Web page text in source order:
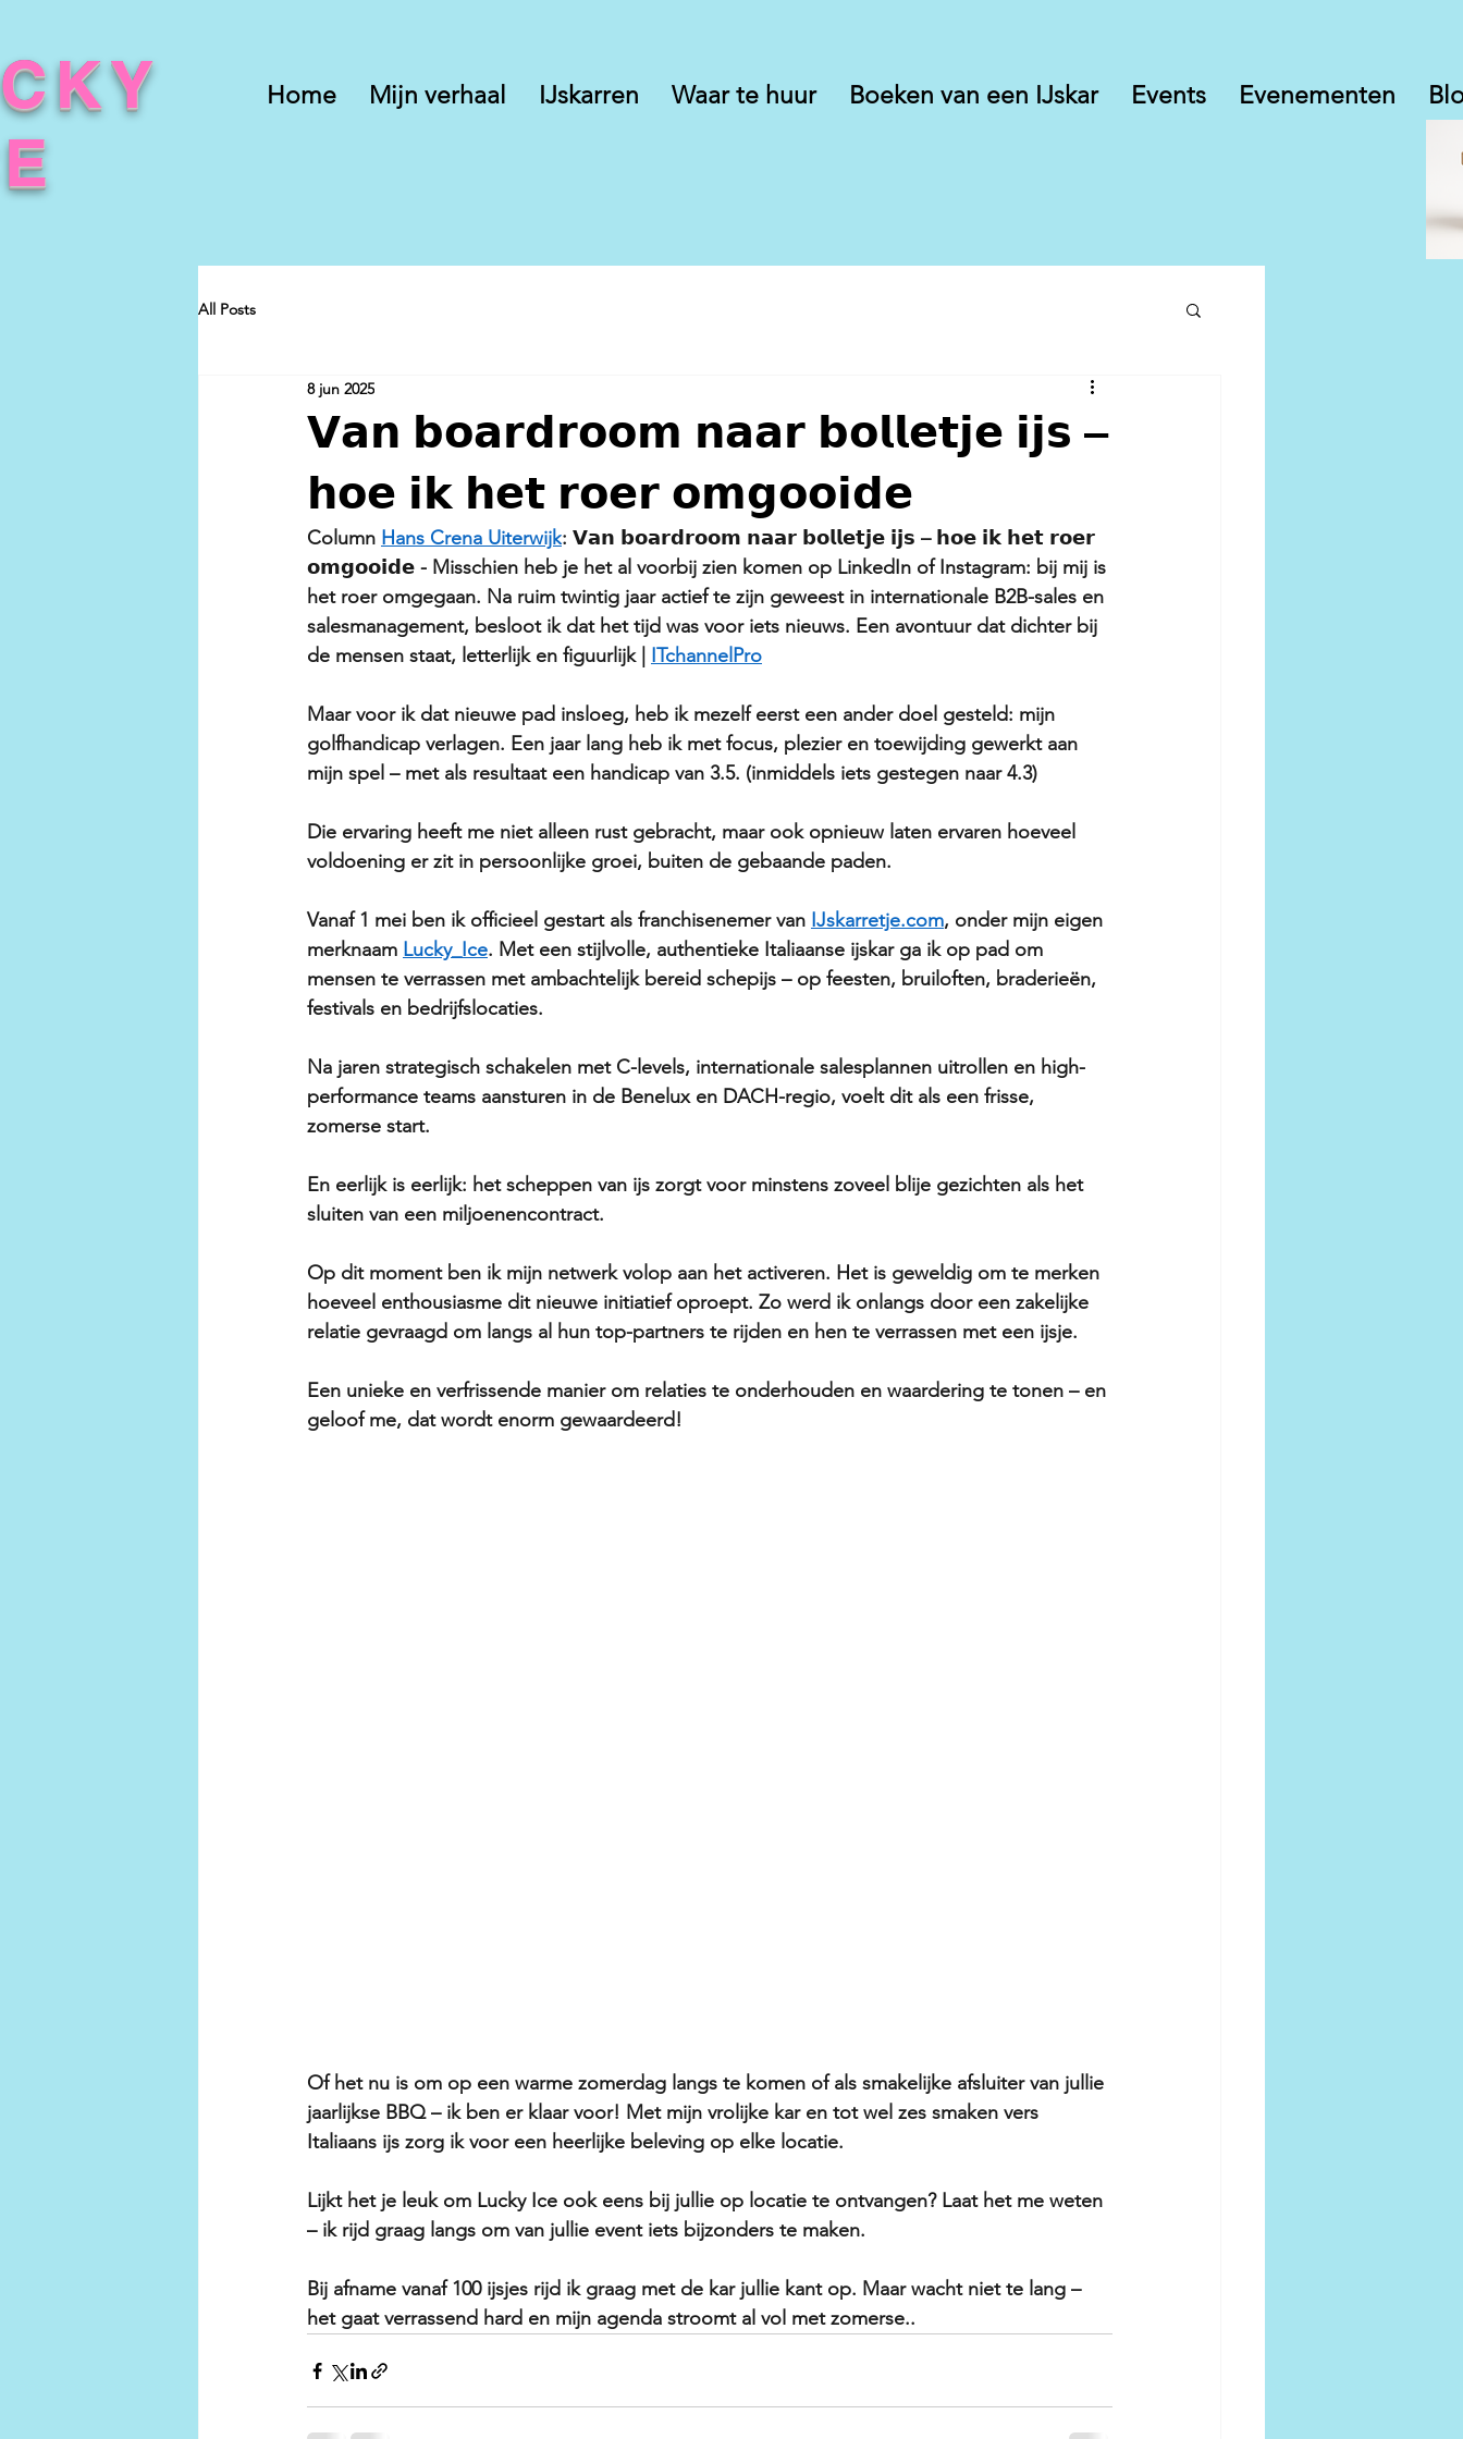
Home Mijn verhaal IJskarren Waar te huur Boeken van een IJskar Events Evenementen
All Posts
𝗩𝗮𝗻 𝗯𝗼𝗮𝗿𝗱𝗿𝗼𝗼𝗺 𝗻𝗮𝗮𝗿 𝗯𝗼𝗹𝗹𝗲𝘁𝗷𝗲 𝗶𝗷𝘀 –
𝗵𝗼𝗲 𝗶𝗸 𝗵𝗲𝘁 𝗿𝗼𝗲𝗿 𝗼𝗺𝗴𝗼𝗼𝗶𝗱𝗲
8 jun 2025
Column Hans Crena Uiterwijk: 𝗩𝗮𝗻 𝗯𝗼𝗮𝗿𝗱𝗿𝗼𝗼𝗺 𝗻𝗮𝗮𝗿 𝗯𝗼𝗹𝗹𝗲𝘁𝗷𝗲 𝗶𝗷𝘀 – 𝗵𝗼𝗲 𝗶𝗸 𝗵𝗲𝘁 𝗿𝗼𝗲𝗿
𝗼𝗺𝗴𝗼𝗼𝗶𝗱𝗲 - Misschien heb je het al voorbij zien komen op LinkedIn of Instagram: bij mij is
het roer omgegaan. Na ruim twintig jaar actief te zijn geweest in internationale B2B-sales en
salesmanagement, besloot ik dat het tijd was voor iets nieuws. Een avontuur dat dichter bij
de mensen staat, letterlijk en figuurlijk | ITchannelPro
Maar voor ik dat nieuwe pad insloeg, heb ik mezelf eerst een ander doel gesteld: mijn
golfhandicap verlagen. Een jaar lang heb ik met focus, plezier en toewijding gewerkt aan
mijn spel – met als resultaat een handicap van 3.5. (inmiddels iets gestegen naar 4.3)
Die ervaring heeft me niet alleen rust gebracht, maar ook opnieuw laten ervaren hoeveel
voldoening er zit in persoonlijke groei, buiten de gebaande paden.
Vanaf 1 mei ben ik officieel gestart als franchisenemer van IJskarretje.com, onder mijn eigen
merknaam Lucky_Ice. Met een stijlvolle, authentieke Italiaanse ijskar ga ik op pad om
mensen te verrassen met ambachtelijk bereid schepijs – op feesten, bruiloften, braderieën,
festivals en bedrijfslocaties.
Na jaren strategisch schakelen met C-levels, internationale salesplannen uitrollen en high-
performance teams aansturen in de Benelux en DACH-regio, voelt dit als een frisse,
zomerse start.
En eerlijk is eerlijk: het scheppen van ijs zorgt voor minstens zoveel blije gezichten als het
sluiten van een miljoenencontract.
Op dit moment ben ik mijn netwerk volop aan het activeren. Het is geweldig om te merken
hoeveel enthousiasme dit nieuwe initiatief oproept. Zo werd ik onlangs door een zakelijke
relatie gevraagd om langs al hun top-partners te rijden en hen te verrassen met een ijsje.
Een unieke en verfrissende manier om relaties te onderhouden en waardering te tonen – en
geloof me, dat wordt enorm gewaardeerd!
Of het nu is om op een warme zomerdag langs te komen of als smakelijke afsluiter van jullie
jaarlijkse BBQ – ik ben er klaar voor! Met mijn vrolijke kar en tot wel zes smaken vers
Italiaans ijs zorg ik voor een heerlijke beleving op elke locatie.
Lijkt het je leuk om Lucky Ice ook eens bij jullie op locatie te ontvangen? Laat het me weten
– ik rijd graag langs om van jullie event iets bijzonders te maken.
Bij afname vanaf 100 ijsjes rijd ik graag met de kar jullie kant op. Maar wacht niet te lang –
het gaat verrassend hard en mijn agenda stroomt al vol met zomerse..